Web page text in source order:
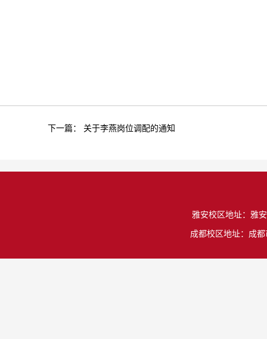
下一篇： 关于李燕岗位调配的通知
雅安校区地址：雅
成都校区地址：成都